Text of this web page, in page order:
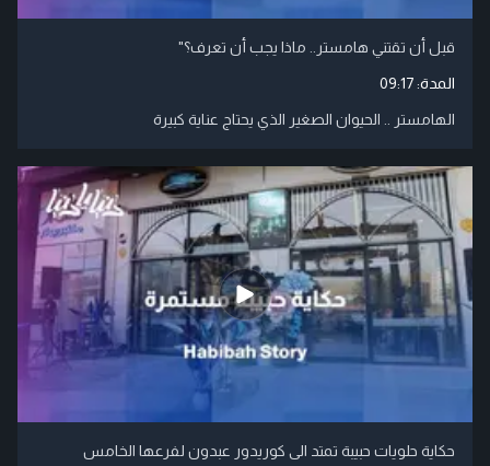
قبل أن تقتني هامستر.. ماذا يجب أن تعرف؟"
المدة:09:17
الهامستر .. الحيوان الصغير الذي يحتاج عناية كبيرة
حكاية حلويات حبيبة تمتد الى كوريدور عبدون لفرعها الخامس